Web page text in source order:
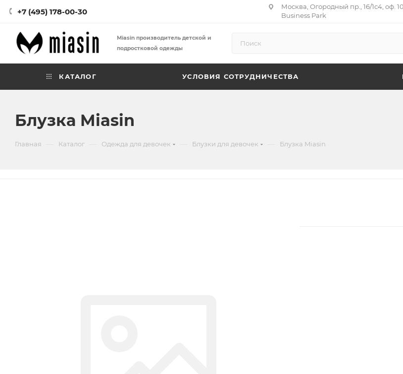
+7 (495) 178-00-30
Москва, Огородный пр., 16/1с4, оф.
Business Park
Miasin производитель детской и
подростковой одежды
КАТАЛОГ УСЛОВИЯ СОТРУДНИЧЕСТВА
Блузка Miasin
Главная Каталог Одежда для девочек Блузки для девочек Блузка Miasin